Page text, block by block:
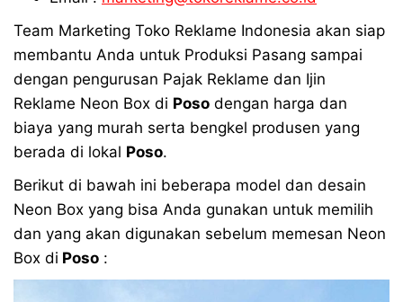
Team Marketing Toko Reklame Indonesia akan siap
membantu Anda untuk Produksi Pasang sampai
dengan pengurusan Pajak Reklame dan Ijin
Reklame Neon Box di Poso dengan harga dan
biaya yang murah serta bengkel produsen yang
berada di lokal Poso.
Berikut di bawah ini beberapa model dan desain
Neon Box yang bisa Anda gunakan untuk memilih
dan yang akan digunakan sebelum memesan Neon
Box di Poso :